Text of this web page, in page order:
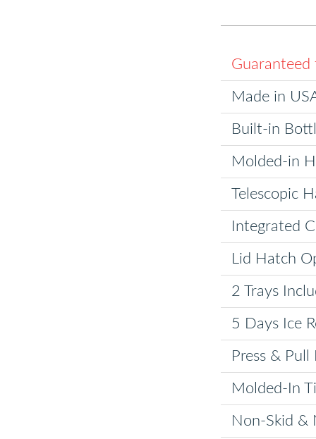
Guaranteed
Made in
Built-in
Molded-in
Telescopic
Integrated
Lid Hatch
2 Trays
5 Days Ice
Press &
Molded-In
Non-Skid &